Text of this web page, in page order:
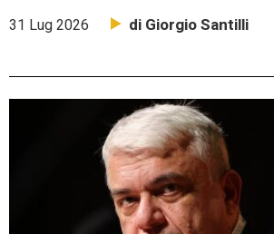
31 Lug 2026 di Giorgio Santilli